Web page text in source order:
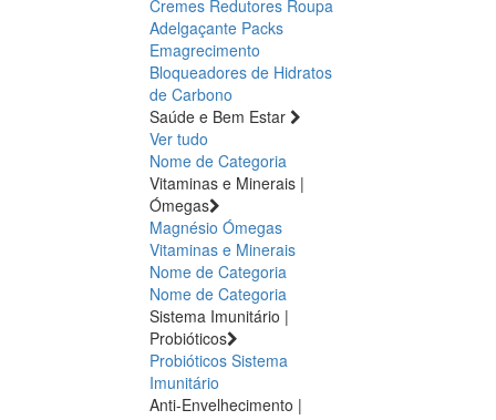
Cremes Redutores Roupa
Adelgaçante Packs
Emagrecimento
Bloqueadores de Hidratos
de Carbono
Saúde e Bem Estar
Ver tudo
Nome de Categoria
Vitaminas e Minerais |
Ómegas
Magnésio Ómegas
Vitaminas e Minerais
Nome de Categoria
Nome de Categoria
Sistema Imunitário |
Probióticos
Probióticos Sistema
Imunitário
Anti-Envelhecimento |